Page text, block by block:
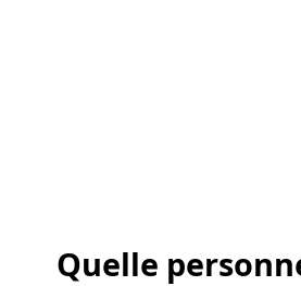
Quelle